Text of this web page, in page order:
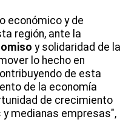
económico y de
región, ante la
y solidaridad de la
lo hecho en
de esta
de la economía
de crecimiento
medianas empresas",